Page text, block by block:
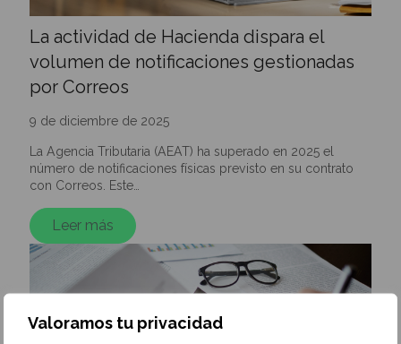
Valoramos tu privacidad
La actividad de Hacienda dispara el
volumen de notificaciones gestionadas
por Correos
9 de diciembre de 2025
La Agencia Tributaria (AEAT) ha superado en 2025 el
número de notificaciones físicas previsto en su contrato
con Correos. Este…
Leer más